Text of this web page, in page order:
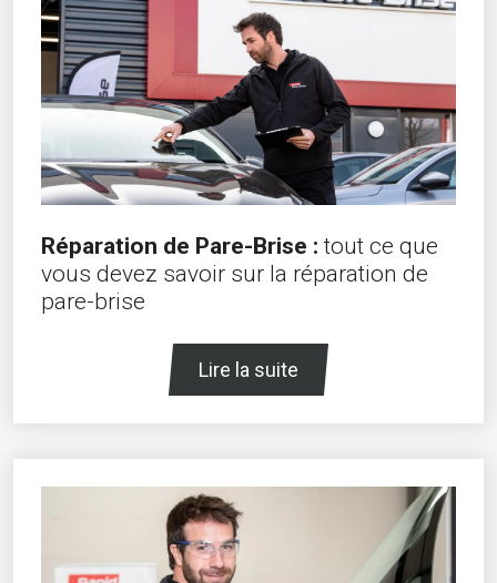
Réparation de Pare-Brise : tout ce que
vous devez savoir sur la réparation de
pare-brise
Lire la suite